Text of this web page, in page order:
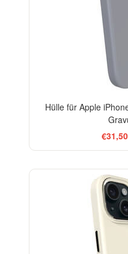
Hülle für Apple
€31,50